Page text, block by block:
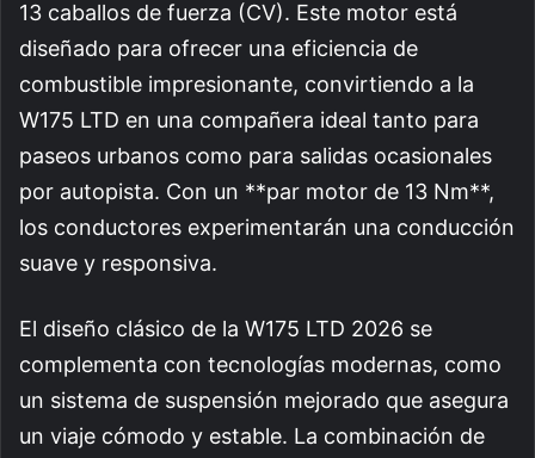
13 caballos de fuerza (CV). Este motor está
diseñado para ofrecer una eficiencia de
combustible impresionante, convirtiendo a la
W175 LTD en una compañera ideal tanto para
paseos urbanos como para salidas ocasionales
por autopista. Con un **par motor de 13 Nm**,
los conductores experimentarán una conducción
suave y responsiva.
El diseño clásico de la W175 LTD 2026 se
complementa con tecnologías modernas, como
un sistema de suspensión mejorado que asegura
un viaje cómodo y estable. La combinación de